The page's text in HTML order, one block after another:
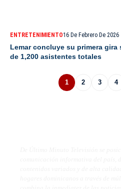
ENTRETENIMIENTO16 De Febrero De 2026
Lemar concluye su primera
de 1,200 asistentes totales
1 2 3 4